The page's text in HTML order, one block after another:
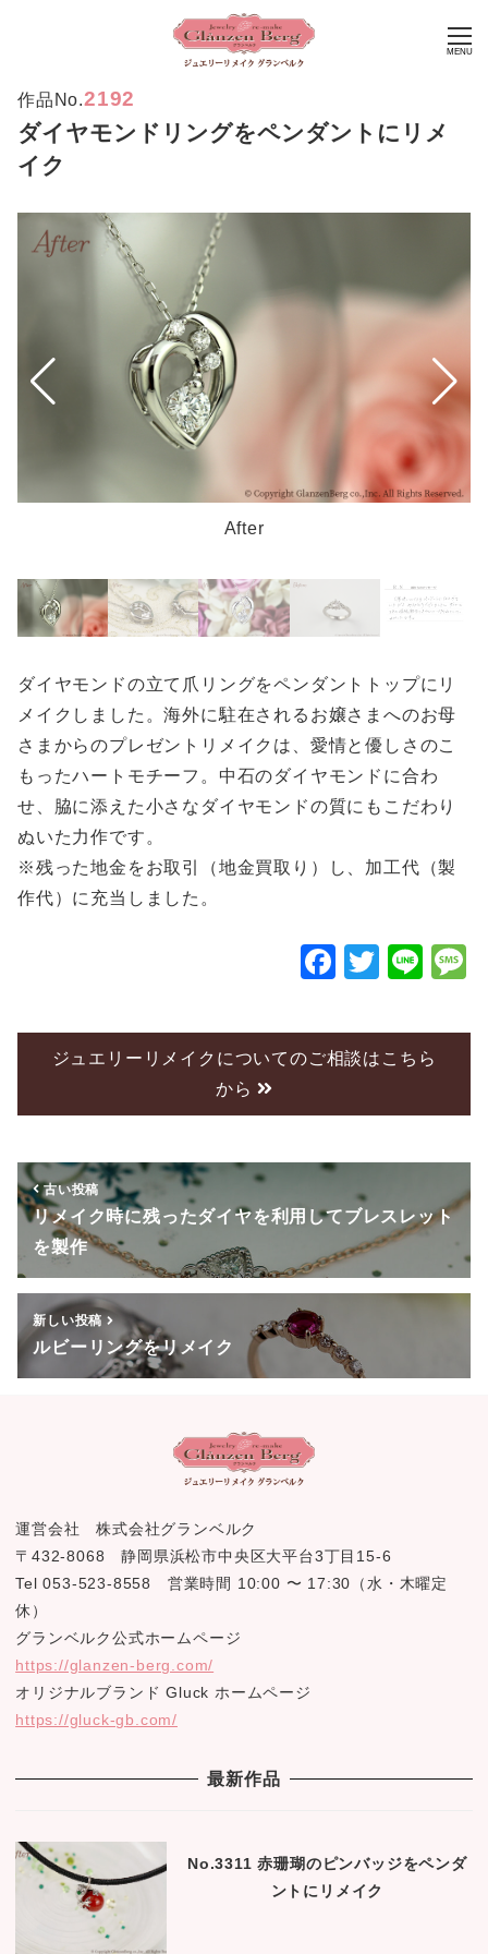
MENU
作品No.2192
ダイヤモンドリングをペンダントにリメ
イク
After
ダイヤモンドの立て爪リングをペンダントトップにリ
メイクしました。海外に駐在されるお嬢さまへのお母
さまからのプレゼントリメイクは、愛情と優しさのこ
もったハートモチーフ。中石のダイヤモンドに合わ
せ、脇に添えた小さなダイヤモンドの質にもこだわり
ぬいた力作です。
※残った地金をお取引（地金買取り）し、加工代（製
作代）に充当しました。
F
c
e
o
k
T
tt
er
Li
e
ジュエリーリメイクについてのご相談はこちら
から
古い投稿
リメイク時に残ったダイヤを利用してブレスレット
を製作
新しい投稿
ルビーリングをリメイク
運営会社 株式会社グランベルク
〒432-8068 静岡県浜松市中央区大平台3丁目15-6
Tel 053-523-8558 営業時間 10:00 〜 17:30（水・木曜定
休）
グランベルク公式ホームページ
https://glanzen-berg.com/
オリジナルブランド Gluck ホームページ
https://gluck-gb.com/
最新作品
No.3311 赤珊瑚のピンバッジをペンダ
ントにリメイク